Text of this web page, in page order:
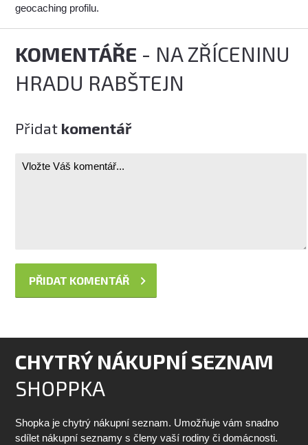
geocaching profilu.
KOMENTÁŘE - NA ZŘÍCENINU
HRADU RABŠTEJN
Přidat komentář
CHYTRÝ NÁKUPNÍ SEZNAM
SHOPPKA
Shopka je chytrý nákupní seznam. Umožňuje vám snadno
sdílet nákupní seznamy s členy vaší rodiny či domácnosti.